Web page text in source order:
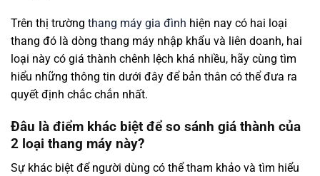
Trên thị trường thang máy gia đình hiện nay có hai loại
thang đó là dòng thang máy nhập khẩu và liên doanh, hai
loại này có giá thành chênh lệch khá nhiều, hãy cùng tìm
hiểu những thông tin dưới đây để bản thân có thể đưa ra
quyết định chắc chắn nhất.
Đâu là điểm khác biệt để so sánh giá thành của
2 loại thang máy này?
Sự khác biệt để người dùng có thể tham khảo và tìm hiểu